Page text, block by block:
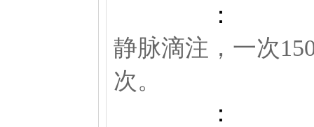
：
静脉滴注，一次
次。
：